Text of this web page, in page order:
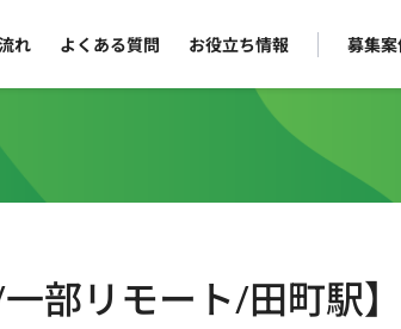
れ よくある質問 お役立ち情報 募集
一部リモート/田町駅